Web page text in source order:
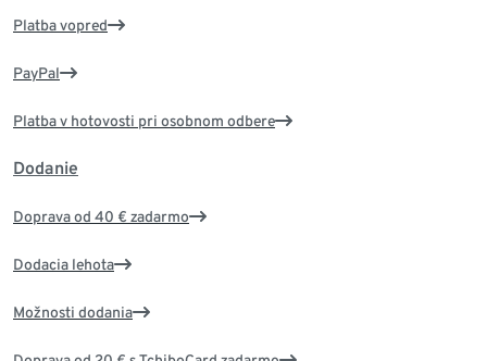
Platba vopred
PayPal
Platba v hotovosti pri osobnom odbere
Dodanie
Doprava od 40 € zadarmo
Dodacia lehota
Možnosti dodania